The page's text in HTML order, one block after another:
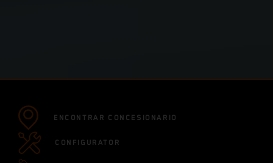
ENCONTRAR CONCESIONARIO
CONFIGURATOR